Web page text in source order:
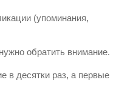
(упоминания,
обратить внимание.
в десятки раз, а первые